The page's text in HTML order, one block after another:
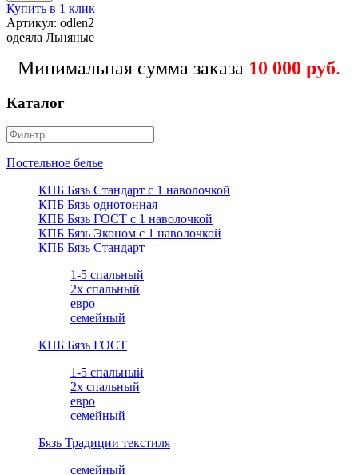
Купить в 1 клик
Артикул: odlen2
одеяла Льняные
Минимальная сумма заказа 10 000 руб.
Каталог
Постельное белье
КПБ Бязь Стандарт c 1 наволочкой
КПБ Бязь однотонная
КПБ Бязь ГОСТ c 1 наволочкой
КПБ Бязь Эконом с 1 наволочкой
КПБ Бязь Стандарт
1-5 спальный
2х спальный
евро
семейный
КПБ Бязь ГОСТ
1-5 спальный
2х спальный
евро
семейный
Бязь Традиции текстиля
семейный